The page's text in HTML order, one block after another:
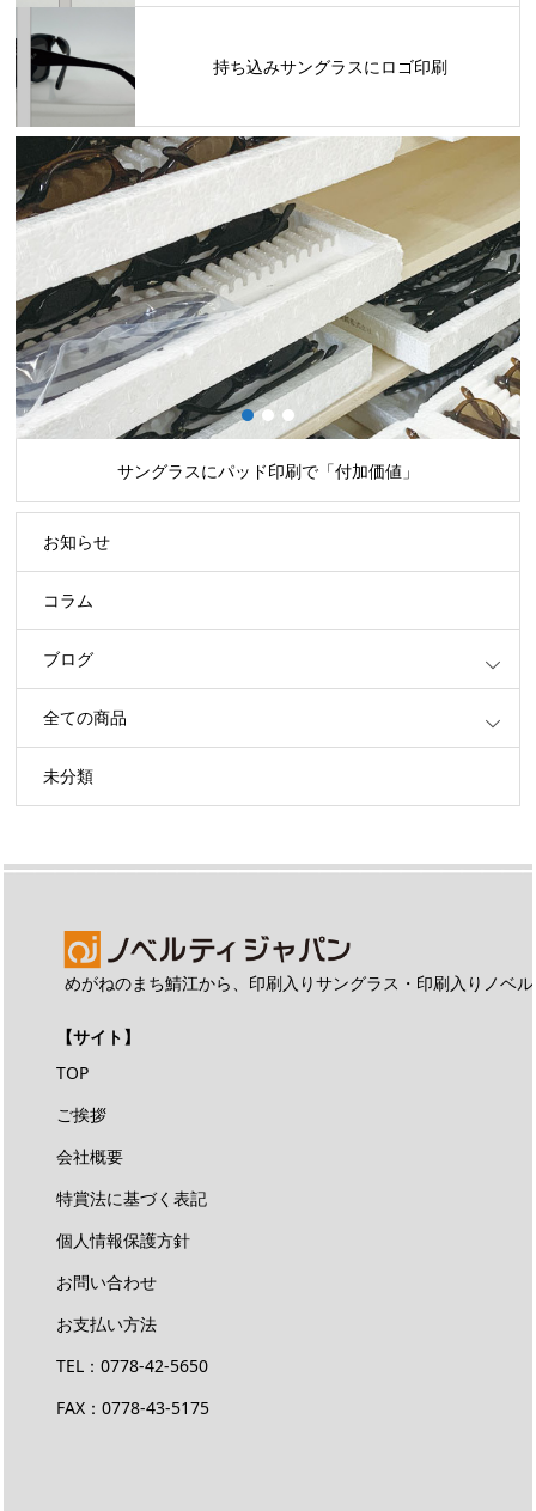
持ち込みサングラスにロゴ印刷
サングラスにパッド印刷で「付加価値」
1 2 3
お知らせ
コラム
ブログ
全ての商品
未分類
めがねのまち鯖江から、印刷入りサングラス・印刷入りノベ
【サイト】
TOP
ご挨拶
会社概要
特賞法に基づく表記
個人情報保護方針
お問い合わせ
お支払い方法
TEL：0778-42-5650
FAX：0778-43-5175